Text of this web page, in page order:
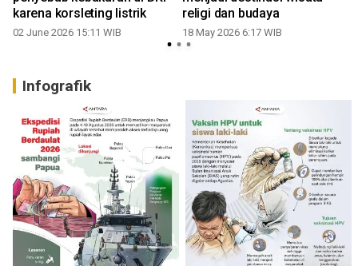
karena korsleting listrik
02 June 2026 15:11 WIB
religi dan budaya
18 May 2026 6:17 WIB
Infografik